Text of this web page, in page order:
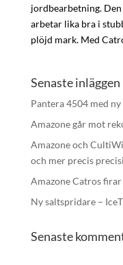
jordbearbetning.
arbetar lika bra i
plöjd mark. Med
Senaste inläggen
Pantera 4504 med
Amazone går mot
Amazone och
och mer precis
Amazone Catros
Ny saltspridare –
Senaste